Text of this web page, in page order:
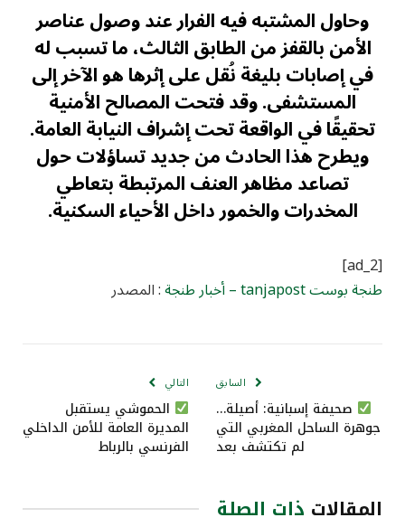
وحاول المشتبه فيه الفرار عند وصول عناصر
الأمن بالقفز من الطابق الثالث، ما تسبب له
في إصابات بليغة نُقل على إثرها هو الآخر إلى
المستشفى. وقد فتحت المصالح الأمنية
تحقيقًا في الواقعة تحت إشراف النيابة العامة.
ويطرح هذا الحادث من جديد تساؤلات حول
تصاعد مظاهر العنف المرتبطة بتعاطي
المخدرات والخمور داخل الأحياء السكنية.
[ad_2]
طنجة بوست tanjapost – أخبار طنجة : المصدر
السابق
صحيفة إسبانية: أصيلة…
جوهرة الساحل المغربي التي
لم تكتشف بعد
التالي
الحموشي يستقبل
المديرة العامة للأمن الداخلي
الفرنسي بالرباط
المقالات ذات الصلة